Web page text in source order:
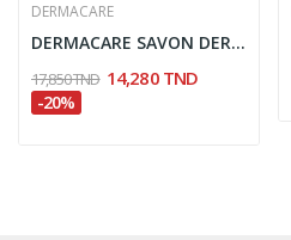
DERMACARE
DERMACARE SAVON DERMATOLOGIQUE SURGRAS...
17,850 TND 14,280 TND
-20%